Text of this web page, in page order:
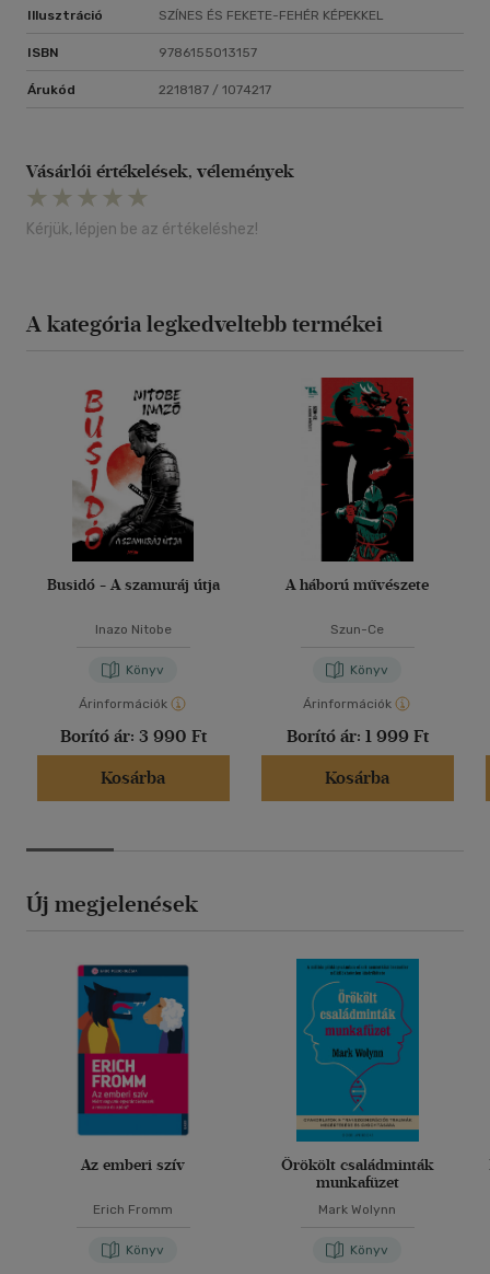
Illusztráció SZÍNES ÉS FEKETE-FEHÉR KÉPEKKEL
ISBN 9786155013157
Árukód 2218187 / 1074217
Vásárlói értékelések, vélemények
Kérjük, lépjen be az értékeléshez!
A kategória legkedveltebb termékei
Busidó - A szamuráj útja
Inazo Nitobe
Könyv
Árinformációk
Borító ár: 3 990 Ft
Kosárba
A háború művészete
Szun-Ce
Könyv
Árinformációk
Borító ár: 1 999 Ft
Kosárba
Új megjelenések
Az emberi szív
Erich Fromm
Könyv
Örökölt családminták
munkafüzet
Mark Wolynn
Könyv